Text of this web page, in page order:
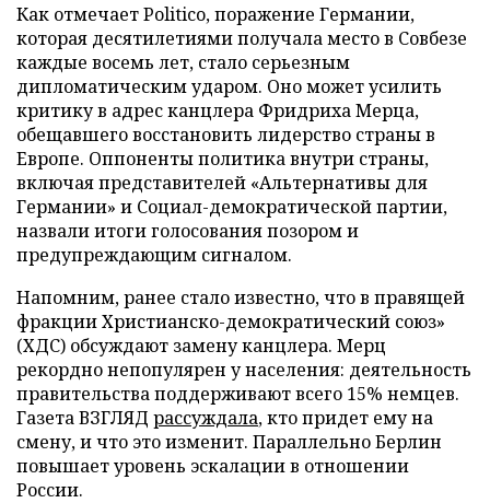
Как отмечает Politico, поражение Германии,
которая десятилетиями получала место в Совбезе
каждые восемь лет, стало серьезным
дипломатическим ударом. Оно может усилить
критику в адрес канцлера Фридриха Мерца,
обещавшего восстановить лидерство страны в
Европе. Оппоненты политика внутри страны,
включая представителей «Альтернативы для
Германии» и Социал-демократической партии,
назвали итоги голосования позором и
предупреждающим сигналом.
Напомним, ранее стало известно, что в правящей
фракции Христианско-демократический союз»
(ХДС) обсуждают замену канцлера. Мерц
рекордно непопулярен у населения: деятельность
правительства поддерживают всего 15% немцев.
Газета ВЗГЛЯД рассуждала, кто придет ему на
смену, и что это изменит. Параллельно Берлин
повышает уровень эскалации в отношении
России.